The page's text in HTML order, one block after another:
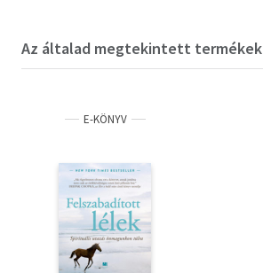
Az általad megtekintett termékek
E-KÖNYV